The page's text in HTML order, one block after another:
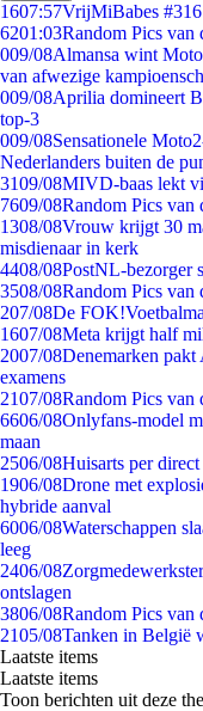
1607:57VrijMiBabes
6201:03Random Pics van
009/08Almansa wint
van afwezige
009/08Aprilia domineert
top-3
009/08Sensationele
Nederlanders buiten de
3109/08MIVD-baas lekt
7609/08Random Pics van
1308/08Vrouw krijgt 30
misdienaar in kerk
4408/08PostNL-bezorger
3508/08Random Pics van
207/08De
1607/08Meta krijgt half
2007/08Denemarken
examens
2107/08Random Pics van
6606/08Onlyfans-model
maan
2506/08Huisarts per
1906/08Drone met
hybride aanval
6006/08Waterschappen
leeg
2406/08
ontslagen
3806/08Random Pics van
2105/08Tanken in België
Laatste items
Laatste items
Toon berichten uit deze